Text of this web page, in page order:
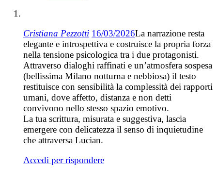
Cristiana Pezzotti 16/03/2026La narrazione resta
elegante e introspettiva e costruisce la propria forza
nella tensione psicologica tra i due protagonisti.
Attraverso dialoghi raffinati e un’atmosfera sospesa
(bellissima Milano notturna e nebbiosa) il testo
restituisce con sensibilità la complessità dei rapporti
umani, dove affetto, distanza e non detti
convivono nello stesso spazio emotivo.
La tua scrittura, misurata e suggestiva, lascia
emergere con delicatezza il senso di inquietudine
che attraversa Lucian.
Accedi per rispondere